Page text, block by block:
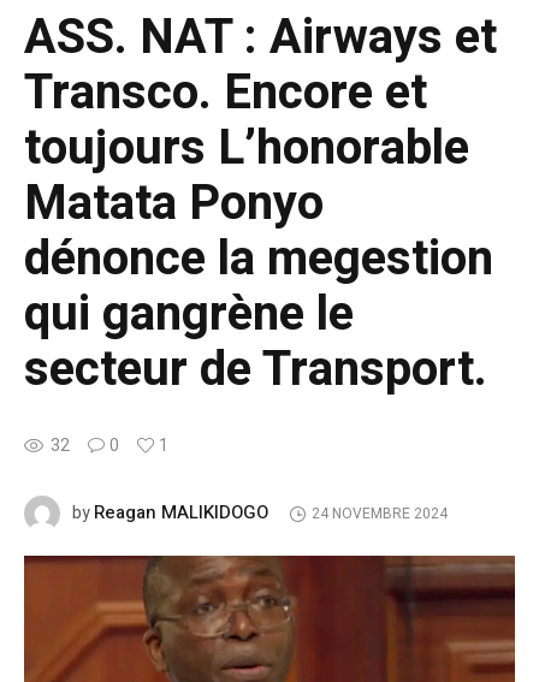
ASS. NAT : Airways et
Transco. Encore et
toujours L’honorable
Matata Ponyo
dénonce la megestion
qui gangrène le
secteur de Transport.
32 0 1
byReagan MALIKIDOGO 24 NOVEMBRE 2024